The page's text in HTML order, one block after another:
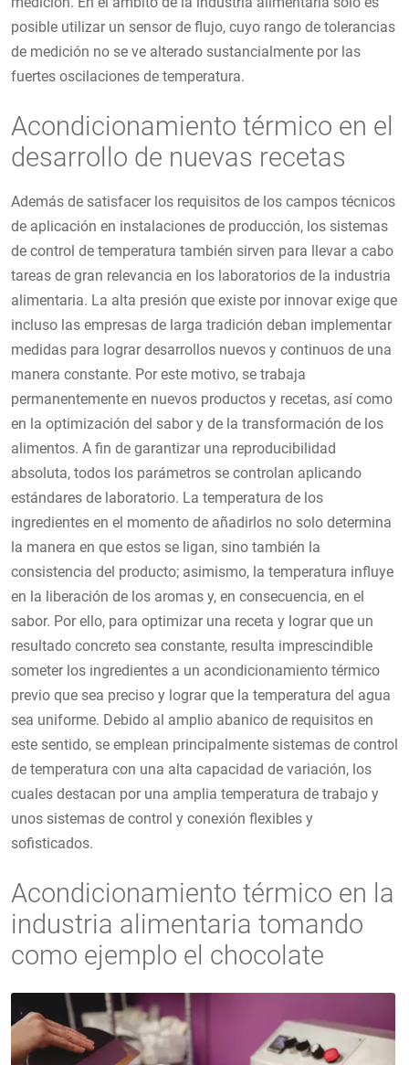
posible utilizar un sensor de flujo, cuyo rango de tolerancias
de medición no se ve alterado sustancialmente por las
fuertes oscilaciones de temperatura.
Acondicionamiento térmico en el
desarrollo de nuevas recetas
Además de satisfacer los requisitos de los campos técnicos
de aplicación en instalaciones de producción, los sistemas
de control de temperatura también sirven para llevar a cabo
tareas de gran relevancia en los laboratorios de la industria
alimentaria. La alta presión que existe por innovar exige que
incluso las empresas de larga tradición deban implementar
medidas para lograr desarrollos nuevos y continuos de una
manera constante. Por este motivo, se trabaja
permanentemente en nuevos productos y recetas, así como
en la optimización del sabor y de la transformación de los
alimentos. A fin de garantizar una reproducibilidad
absoluta, todos los parámetros se controlan aplicando
estándares de laboratorio. La temperatura de los
ingredientes en el momento de añadirlos no solo determina
la manera en que estos se ligan, sino también la
consistencia del producto; asimismo, la temperatura influye
en la liberación de los aromas y, en consecuencia, en el
sabor. Por ello, para optimizar una receta y lograr que un
resultado concreto sea constante, resulta imprescindible
someter los ingredientes a un acondicionamiento térmico
previo que sea preciso y lograr que la temperatura del agua
sea uniforme. Debido al amplio abanico de requisitos en
este sentido, se emplean principalmente sistemas de control
de temperatura con una alta capacidad de variación, los
cuales destacan por una amplia temperatura de trabajo y
unos sistemas de control y conexión flexibles y
sofisticados.
Acondicionamiento térmico en la
industria alimentaria tomando
como ejemplo el chocolate